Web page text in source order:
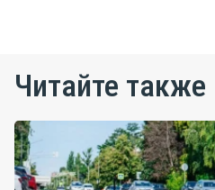
Читайте также